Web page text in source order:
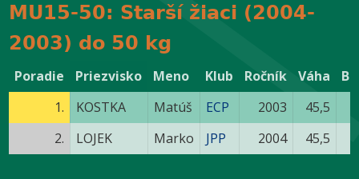
MU15-50: Starší žiaci (2004-
2003) do 50 kg
Poradie Priezvisko Meno Klub Ročník Váha
1.
KOSTKA Matúš ECP 2003
45,5
2.
LOJEK Marko JPP 2004 45,5